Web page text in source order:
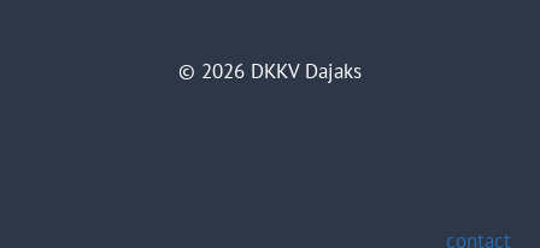
© 2026 DKKV Dajaks
contact